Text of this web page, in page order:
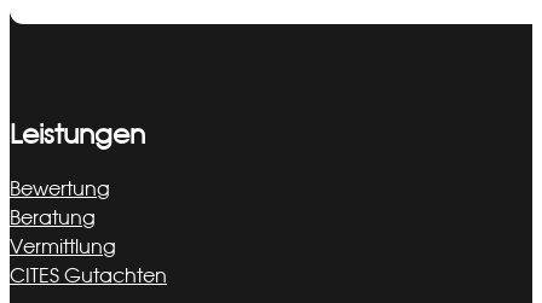
Leistungen
Bewertung
Beratung
Vermittlung
CITES Gutachten